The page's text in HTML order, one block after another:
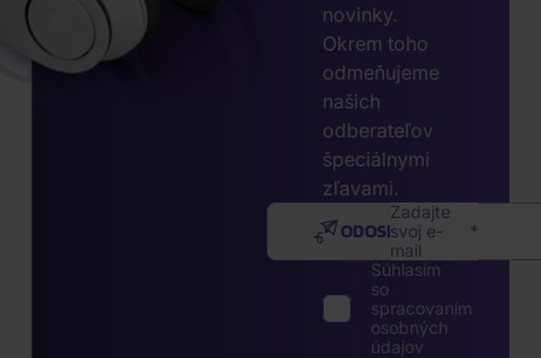
novinky.
Okrem toho
odmeňujeme
našich
odberateľov
špeciálnymi
zľavami.
Zadajte
svoj e-
mail
ODOSLAŤ
Súhlasím
so
spracovaním
osobných
údajov